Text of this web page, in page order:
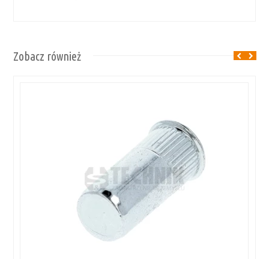
Zobacz również